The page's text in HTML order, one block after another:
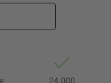
24.000